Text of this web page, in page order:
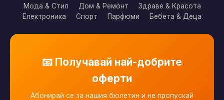
Мода & Стил Дом & Ремонт
Здраве & Красота
Електроника
Спорт Парфюми Бебета & Деца
📧 Получавай най-добрите
оферти
Абонирай се за нашия бюлетин и не пропускай